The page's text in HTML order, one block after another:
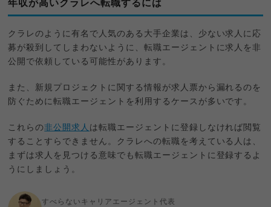
年収が高いクラレへ転職するには
クラレのように有名で人気のある大手企業は、少ない求人に応
募が殺到してしまわないように、転職エージェントに求人を非
公開で依頼している可能性があります。
また、新規プロジェクトに関する情報が求人票から漏れるのを
防ぐために転職エージェントを利用するケースが多いです。
これらの非公開求人 は転職エージェントに登録しなければ閲覧
することすらできません。クラレへの転職を考えている人は、
まずは求人を見つける意味でも転職エージェントに登録するよ
うにしましょう。
すべらないキャリアエージェント代表